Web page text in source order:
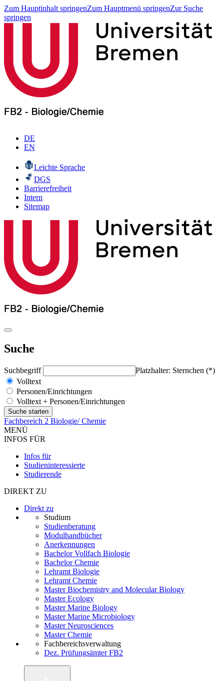
Zum Hauptinhalt springenZum Hauptmenü springenZur Suche
springen
DE
EN
Leichte Sprache
DGS
Barrierefreiheit
Intern
Sitemap
Suche
Suchbegriff
Platzhalter: Sternchen (*)
Volltext
Personen/Einrichtungen
Volltext + Personen/Einrichtungen
Fachbereich 2 Biologie/ Chemie
MENÜ
INFOS FÜR
Infos für
Studieninteressierte
Studierende
DIREKT ZU
Direkt zu
Studium
Studienberatung
Modulhandbücher
Anerkennungen
Bachelor Vollfach Biologie
Bachelor Chemie
Lehramt Biologie
Lehramt Chemie
Master Biochemistry and Molecular Biology
Master Ecology
Master Marine Biology
Master Marine Microbiology
Master Neurosciences
Master Chemie
Fachbereichsverwaltung
Dez. Prüfungsämter FB2